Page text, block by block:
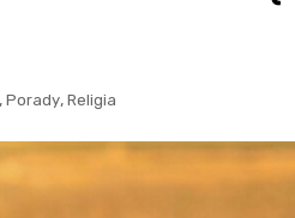
, Porady, Religia